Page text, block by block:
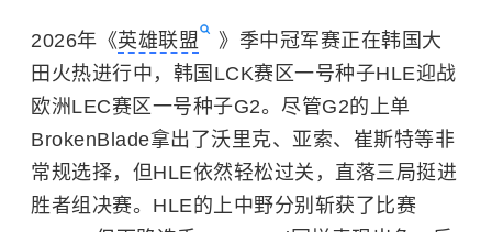
2026年《英雄联盟
》季中冠军赛正在韩国大
田火热进行中，韩国LCK赛区一号种子HLE迎战
欧洲LEC赛区一号种子G2。尽管G2的上单
BrokenBlade拿出了沃里克、亚索、崔斯特等非
常规选择，但HLE依然轻松过关，直落三局挺进
胜者组决赛。HLE的上中野分别斩获了比赛